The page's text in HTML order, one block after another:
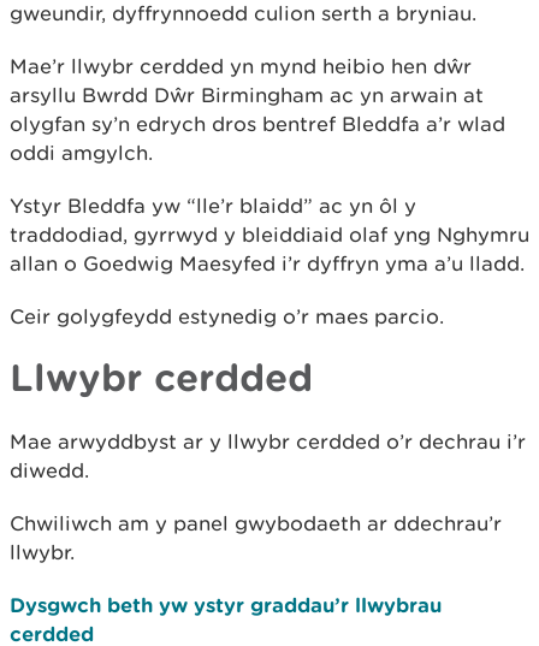
gweundir, dyffrynnoedd culion serth a bryniau.
Mae’r llwybr cerdded yn mynd heibio hen dŵr
arsyllu Bwrdd Dŵr Birmingham ac yn arwain at
olygfan sy’n edrych dros bentref Bleddfa a’r wlad
oddi amgylch.
Ystyr Bleddfa yw “lle’r blaidd” ac yn ôl y
traddodiad, gyrrwyd y bleiddiaid olaf yng Nghymru
allan o Goedwig Maesyfed i’r dyffryn yma a’u lladd.
Ceir golygfeydd estynedig o’r maes parcio.
Llwybr cerdded
Mae arwyddbyst ar y llwybr cerdded o’r dechrau i’r
diwedd.
Chwiliwch am y panel gwybodaeth ar ddechrau’r
llwybr.
Dysgwch beth yw ystyr graddau’r llwybrau
cerdded